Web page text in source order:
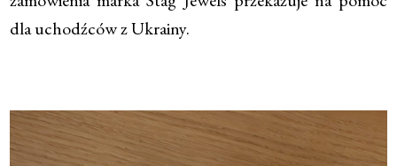
dla uchodźców z Ukrainy.